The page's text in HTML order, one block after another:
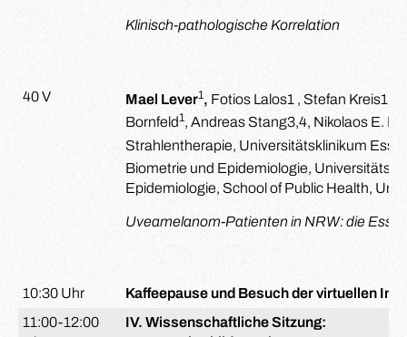
Klinisch-pathologische Korrelation
40 V Mael Lever1, Fotios Lalos1 , Stefan Kreis1
Bornfeld1, Andreas Stang3,4, Nikolaos E.
Strahlentherapie, Universitätsklinikum
Biometrie und Epidemiologie,
Epidemiologie, School of Public Health,
Uveamelanom-Patienten in NRW: die
10:30 Uhr
Kaffeepause und Besuch der virtuellen
11:00-12:00
IV. Wissenschaftliche Sitzung: